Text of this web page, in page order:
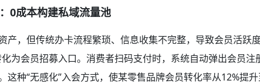
0成本构建私域流量池
产，但传统办卡流程繁琐、信息收集不完整，导致会员活跃度
为会员招募入口。消费者扫码支付时，系统自动弹出会员
这种“无感化”入会方式，使某零售品牌会员转化率从12%提